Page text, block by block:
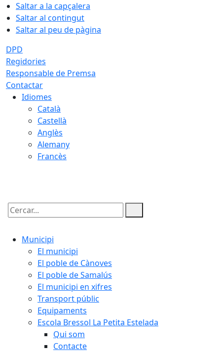
Saltar a la capçalera
Saltar al contingut
Saltar al peu de pàgina
DPD
Regidories
Responsable de Premsa
Contactar
Idiomes
Català
Castellà
Anglès
Alemany
Francès
Cercar:
Municipi
El municipi
El poble de Cànoves
El poble de Samalús
El municipi en xifres
Transport públic
Equipaments
Escola Bressol La Petita Estelada
Qui som
Contacte